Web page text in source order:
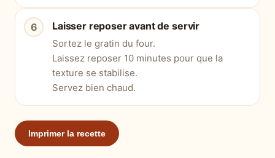
Laisser reposer avant de servir
Sortez le gratin du four.
Laissez reposer 10 minutes pour que la
texture se stabilise.
Servez bien chaud.
Imprimer la recette